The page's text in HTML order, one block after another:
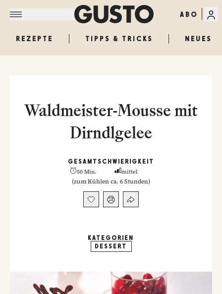
ABO
REZEPTE TIPPS & TRICKS NEUES
Waldmeister-Mousse mit
Dirndlgelee
GESAMT
50 Min.
SCHWIERIGKEIT
mittel
(zum Kühlen ca. 6 Stunden)
KATEGORIEN
DESSERT